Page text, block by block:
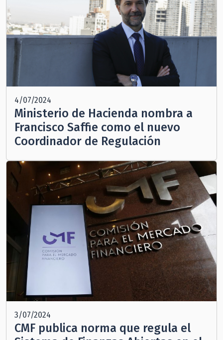
4/07/2024
Ministerio de Hacienda nombra a
Francisco Saffie como el nuevo
Coordinador de Regulación
3/07/2024
CMF publica norma que regula el